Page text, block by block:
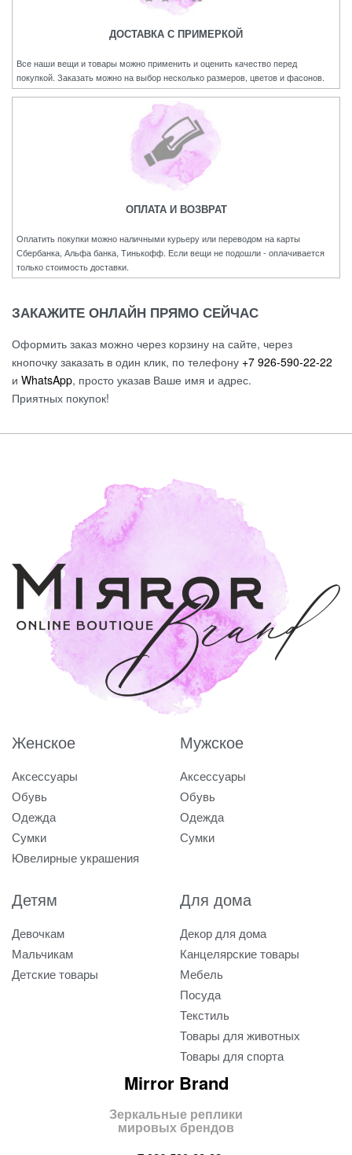
ДОСТАВКА С ПРИМЕРКОЙ
Все наши вещи и товары можно применить и оценить качество перед
покупкой. Заказать можно на выбор несколько размеров, цветов и фасонов.
ОПЛАТА И ВОЗВРАТ
Оплатить покупки можно наличными курьеру или переводом на карты
Сбербанка, Альфа банка, Тинькофф. Если вещи не подошли - оплачивается
только стоимость доставки.
ЗАКАЖИТЕ ОНЛАЙН ПРЯМО СЕЙЧАС
Оформить заказ можно через корзину на сайте, через
кнопочку заказать в один клик, по телефону +7 926-590-22-22
и WhatsApp, просто указав Ваше имя и адрес.
Приятных покупок!
Женское
Аксессуары
Обувь
Одежда
Сумки
Ювелирные украшения
Мужское
Аксессуары
Обувь
Одежда
Сумки
Детям
Девочкам
Мальчикам
Детские товары
Для дома
Декор для дома
Канцелярские товары
Мебель
Посуда
Текстиль
Товары для животных
Товары для спорта
Mirror Brand
Зеркальные реплики
мировых брендов